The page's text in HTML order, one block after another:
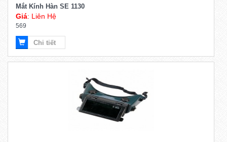
Mắt Kính Hàn SE 1130
Giá: Liên Hệ
569
Chi tiết